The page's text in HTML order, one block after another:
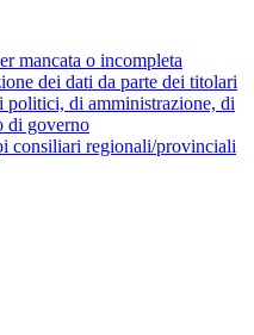
mancata o incompleta
dei dati da parte dei titolari
politici, di amministrazione, di
di governo
consiliari regionali/provinciali